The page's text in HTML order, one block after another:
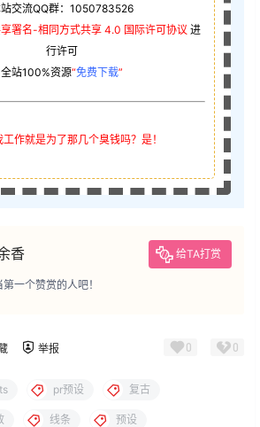
交流QQ群：1050783526
署名-相同方式共享 4.0 国际许可协议 进
行许可
全站100%资源“免费下载”
作就是为了那几个臭钱吗？是！
香 给TA打赏
一个赞赏的人吧！
举报 0 0
pr预设 复古
线条 预设